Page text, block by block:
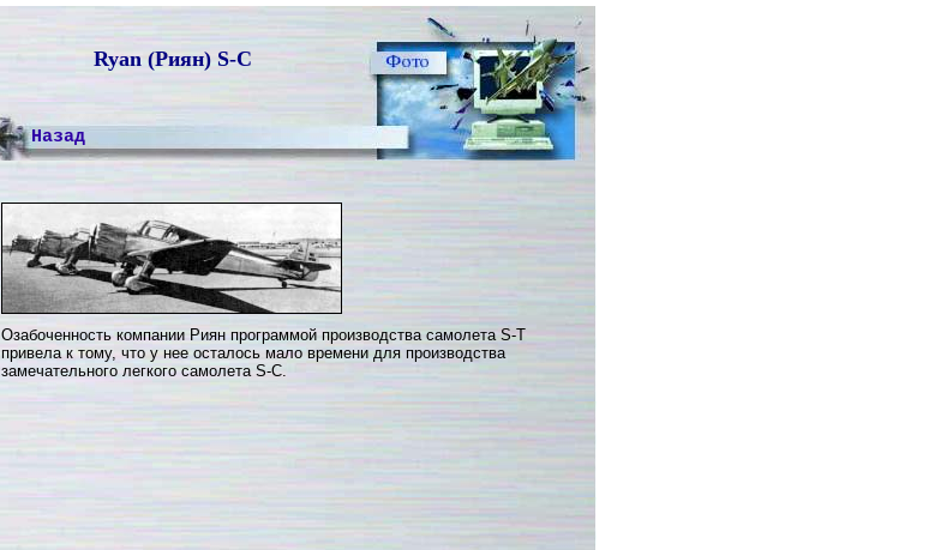
Ryan (Риян) S-C
Назад
Озабоченность компании Риян программой производства самолета S-T
привела к тому, что у нее осталось мало времени для производства
замечательного легкого самолета S-C.